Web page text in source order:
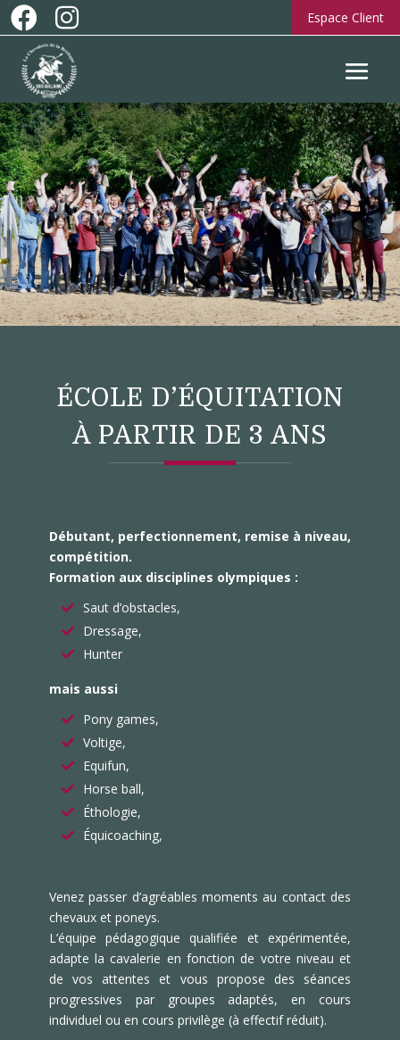
  Espace Client
ÉCOLE D’ÉQUITATION
À PARTIR DE 3 ANS
Débutant, perfectionnement, remise à niveau,
compétition.
Formation aux disciplines olympiques :
Saut d’obstacles,
Dressage,
Hunter
mais aussi
Pony games,
Voltige,
Equifun,
Horse ball,
Éthologie,
Équicoaching,
Venez passer d’agréables moments au contact des
chevaux et poneys.
L’équipe pédagogique qualifiée et expérimentée,
adapte la cavalerie en fonction de votre niveau et
de vos attentes et vous propose des séances
progressives par groupes adaptés, en cours
individuel ou en cours privilège (à effectif réduit).